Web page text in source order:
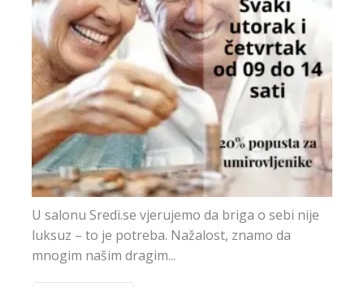
U salonu Sredi.se vjerujemo da briga o sebi nije
luksuz – to je potreba. Nažalost, znamo da
mnogim našim dragim...